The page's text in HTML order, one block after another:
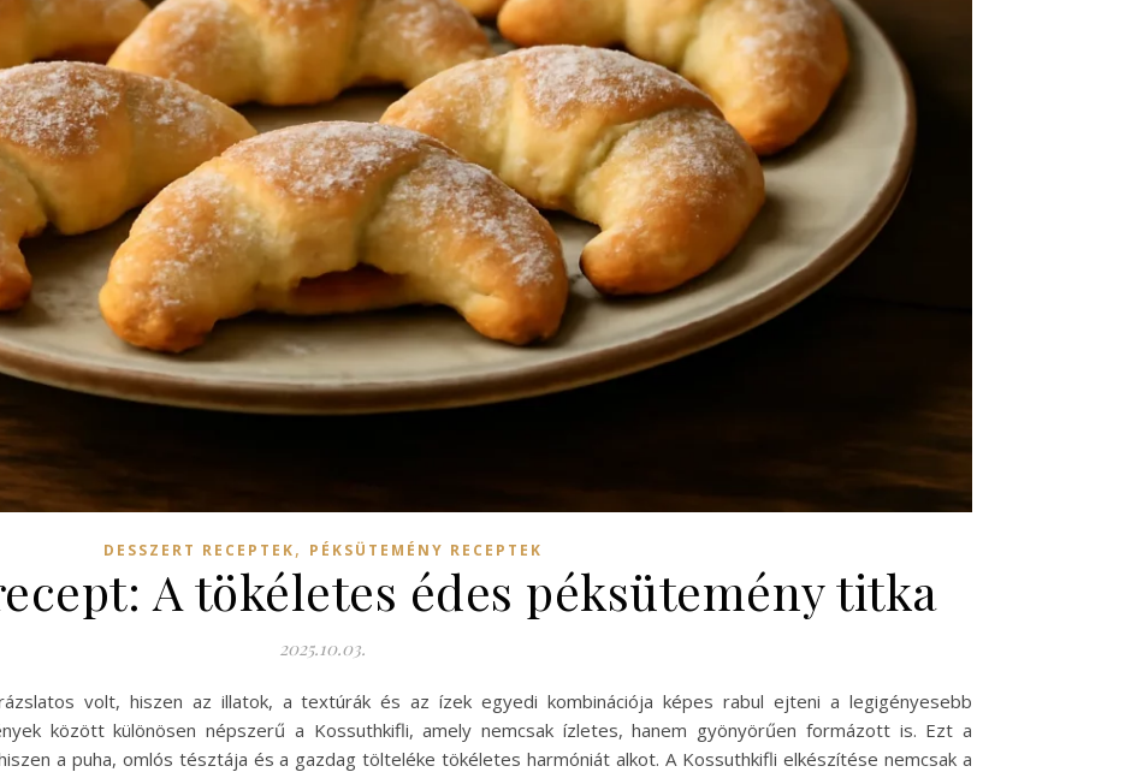
DESSZERT RECEPTEK, PÉKSÜTEMÉNY RECEPTEK
A tökéletes édes péksütemény titka
2025.10.03.
volt, hiszen az illatok, a textúrák és az ízek egyedi kombinációja képes rabul ejteni a legigényesebb
között különösen népszerű a Kossuthkifli, amely nemcsak ízletes, hanem gyönyörűen formázott is. Ezt a
a puha, omlós tésztája és a gazdag tölteléke tökéletes harmóniát alkot. A Kossuthkifli elkészítése nemcsak a